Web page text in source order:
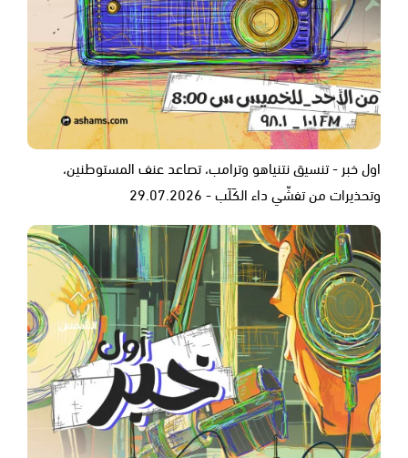
اول خبر - تنسيق نتنياهو وترامب، تصاعد عنف المستوطنين،
وتحذيرات من تفشّي داء الكَلَب - 29.07.2026